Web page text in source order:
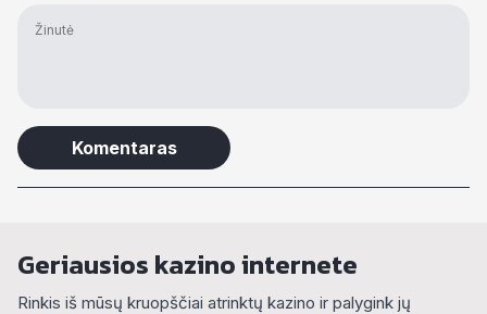
Geriausios kazino internete
Rinkis iš mūsų kruopščiai atrinktų kazino ir palygink jų